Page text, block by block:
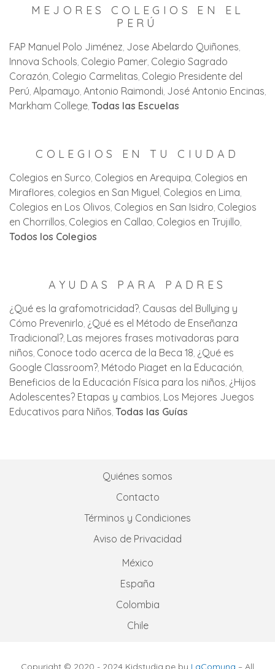
MEJORES COLEGIOS EN EL
PERÚ
FAP Manuel Polo Jiménez Jose Abelardo Quiñones
Innova Schools Colegio Pamer Colegio Sagrado
Corazón Colegio Carmelitas Colegio Presidente del
Perú Alpamayo Antonio Raimondi José Antonio Encinas
Markham College Todas las Escuelas
COLEGIOS EN TU CIUDAD
Colegios en Surco Colegios en Arequipa Colegios en
Miraflores colegios en San Miguel Colegios en Lima
Colegios en Los Olivos Colegios en San Isidro Colegios
en Chorrillos Colegios en Callao Colegios en Trujillo
Todos los Colegios
AYUDAS PARA PADRES
¿Qué es la grafomotricidad? Causas del Bullying y
Cómo Prevenirlo ¿Qué es el Método de Enseñanza
Tradicional? Las mejores frases motivadoras para
niños Conoce todo acerca de la Beca 18 ¿Qué es
Google Classroom? Método Piaget en la Educación
Beneficios de la Educación Física para los niños ¿Hijos
Adolescentes? Etapas y cambios Los Mejores Juegos
Educativos para Niños Todas las Guías
Quiénes somos
Contacto
Términos y Condiciones
Aviso de Privacidad
México
España
Colombia
Chile
Copyright © 2020 - 2024 Kidstudia.pe by LaComuna – All